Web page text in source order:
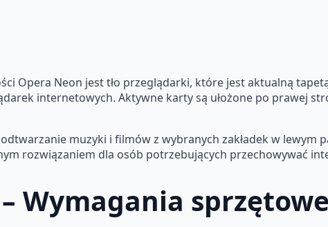
Opera Neon jest tło przeglądarki, które jest aktualną
internetowych. Aktywne karty są ułożone po prawej
muzyki i filmów z wybranych zakładek w lewym
rozwiązaniem dla osób potrzebujących przechowywać
Wymagania